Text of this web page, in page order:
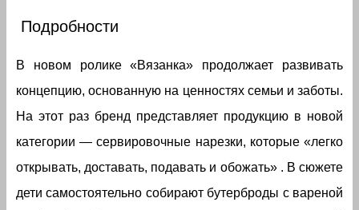
Подробности
В новом ролике «Вязанка» продолжает развивать
концепцию, основанную на ценностях семьи и заботы.
На этот раз бренд представляет продукцию в новой
категории — сервировочные нарезки, которые «легко
открывать, доставать, подавать и обожать» . В сюжете
дети самостоятельно собирают бутерброды с вареной